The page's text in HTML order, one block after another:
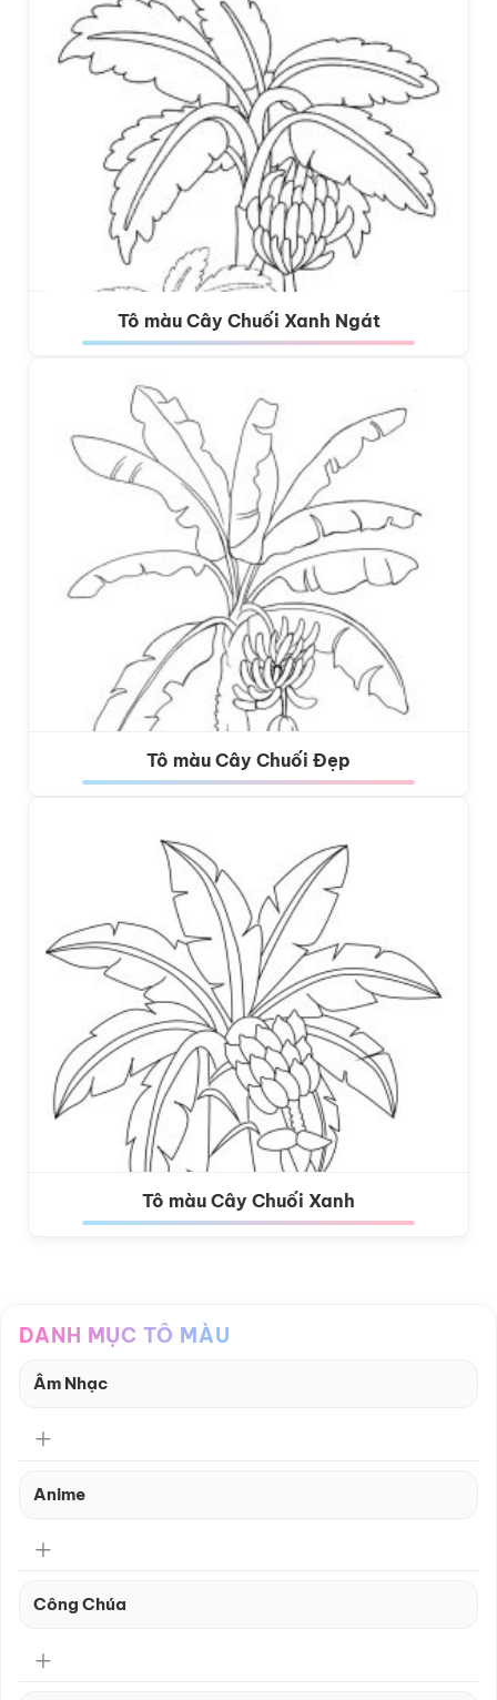
Tô màu Cây Chuối Xanh Ngát
Tô màu Cây Chuối Đẹp
Tô màu Cây Chuối Xanh
DANH MỤC TÔ MÀU
Âm Nhạc
Anime
Công Chúa